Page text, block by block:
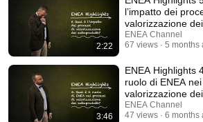
#efficienzaenergetica
2:22
l’impatto dei
valorizzazione dei
sottoprodotti?
ENEA Channel
67 views
5 months
3:46
ENEA Highlights
ruolo di ENEA
valorizzazione dei
sottoprodotti?
ENEA Channel
47 views
6 months